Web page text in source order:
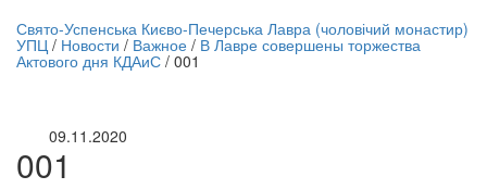
трансляция | 12 сентября
трансляции
Свято-Успенська Києво-Печерська Лавра (чоловічий монастир)
УПЦ / Новости / Важное / В Лавре совершены торжества
Актового дня КДАиС / 001
09.11.2020
001